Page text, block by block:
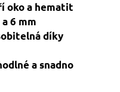
oko a hematit
6 mm
díky
a snadno